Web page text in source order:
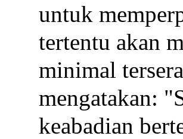
untuk
tertentu akan
minimal
mengatakan:
keabadian